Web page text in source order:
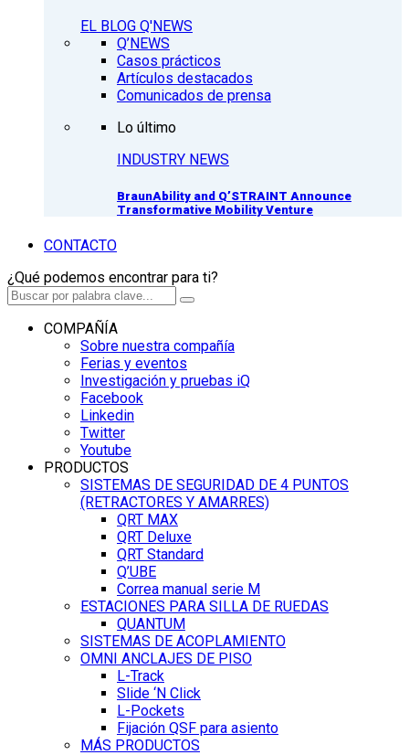
EL BLOG Q'NEWS
Q’NEWS
Casos prácticos
Artículos destacados
Comunicados de prensa
Lo último
INDUSTRY NEWS
BraunAbility and Q’STRAINT Announce
Transformative Mobility Venture
CONTACTO
¿Qué podemos encontrar para ti?
COMPAÑÍA
Sobre nuestra compañía
Ferias y eventos
Investigación y pruebas iQ
Facebook
Linkedin
Twitter
Youtube
PRODUCTOS
SISTEMAS DE SEGURIDAD DE 4 PUNTOS
(RETRACTORES Y AMARRES)
QRT MAX
QRT Deluxe
QRT Standard
Q’UBE
Correa manual serie M
ESTACIONES PARA SILLA DE RUEDAS
QUANTUM
SISTEMAS DE ACOPLAMIENTO
OMNI ANCLAJES DE PISO
L-Track
Slide ‘N Click
L-Pockets
Fijación QSF para asiento
MÁS PRODUCTOS